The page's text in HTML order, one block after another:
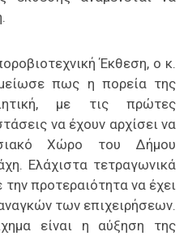
Έκθεση, ο κ.
πως η πορεία της
με τις πρώτες
να έχουν αρχίσει να
Χώρο του Δήμου
Ελάχιστα τετραγωνικά
προτεραιότητα να έχει
των επιχειρήσεων.
είναι η αύξηση της